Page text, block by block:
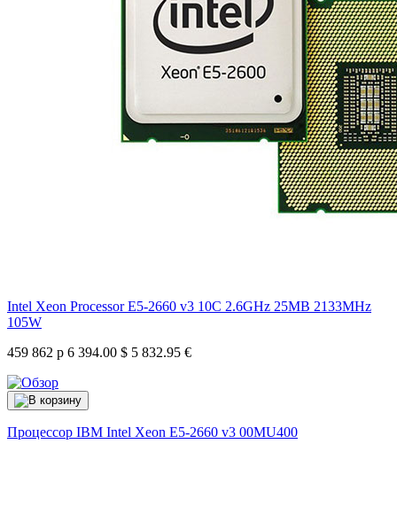
Intel Xeon Processor E5-2660 v3 10C 2.6GHz 25MB 2133MHz
105W
459 862 р 6 394.00 $ 5 832.95 €
Процессор IBM Intel Xeon E5-2660 v3 00MU400